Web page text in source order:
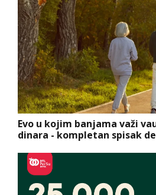
Evo u kojim banjama važi
dinara - kompletan spisak